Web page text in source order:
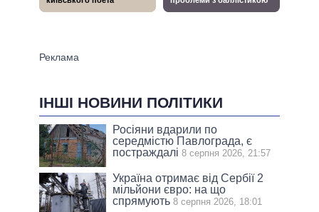
ІНШІ НОВИНИ ПОЛІТИКИ
Росіяни вдарили по
середмістю Павлограда, є
постраждалі 8 серпня 2026, 21:57
Україна отримає від Сербії 2
мільйони євро: на що
спрямують 8 серпня 2026, 18:01